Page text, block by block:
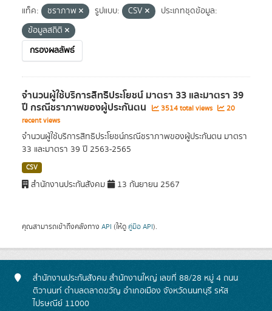
แท็ค: ชราภาพ รูปแบบ: CSV
ประเภทชุดข้อมูล:
ข้อมูลสถิติ
กรองผลลัพธ์
จำนวนผู้ใช้บริการสิทธิประโยชน์ มาตรา 33 และมาตรา 39
ปี กรณีชราภาพของผู้ประกันตน 3514 total views
20
recent views
จำนวนผู้ใช้บริการสิทธิประโยชน์กรณีชราภาพของผู้ประกันตน มาตรา
33 และมาตรา 39 ปี 2563-2565
CSV
สำนักงานประกันสังคม 13 กันยายน 2567
คุณสามารถเข้าถึงคลังทาง API (ให้ดู คู่มือ API).
สำนักงานประกันสังคม สำนักงานใหญ่ เลขที่ 88/28 หมู่ 4 ถนน
ติวานนท์ ตำบลตลาดขวัญ อำเภอเมือง จังหวัดนนทบุรี รหัส
ไปรษณีย์ 11000